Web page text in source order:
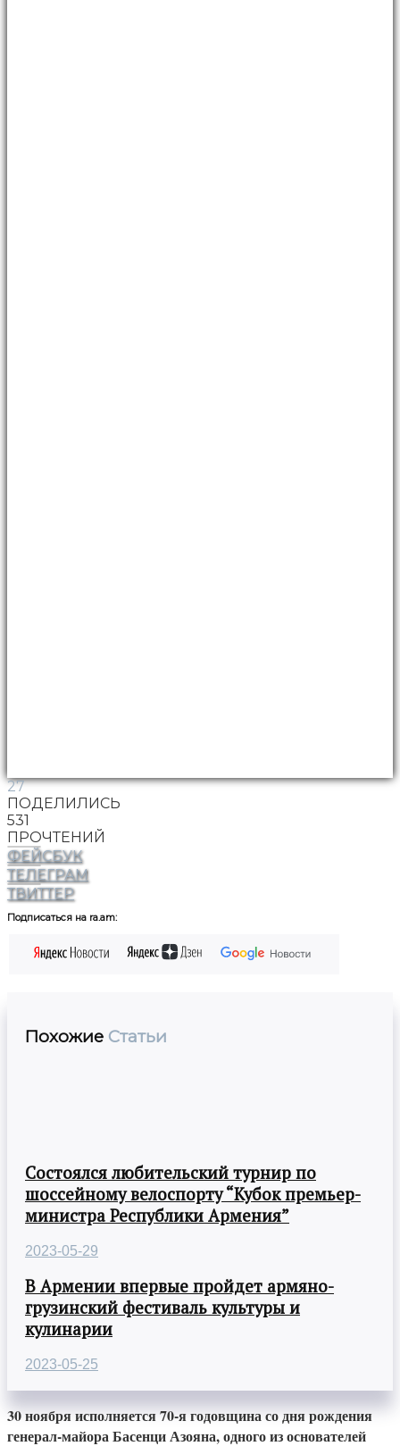
27
ПОДЕЛИЛИСЬ
531
ПРОЧТЕНИЙ
ФЕЙСБУК
ТЕЛЕГРАМ
ТВИТТЕР
Подписаться на ra.am:
Похожие Статьи
Состоялся любительский турнир по
шоссейному велоспорту “Кубок премьер-
министра Республики Армения”
2023-05-29
В Армении впервые пройдет армяно-
грузинский фестиваль культуры и
кулинарии
2023-05-25
30 ноября исполняется 70-я годовщина со дня рождения
генерал-майора Басенци Азояна, одного из основателей